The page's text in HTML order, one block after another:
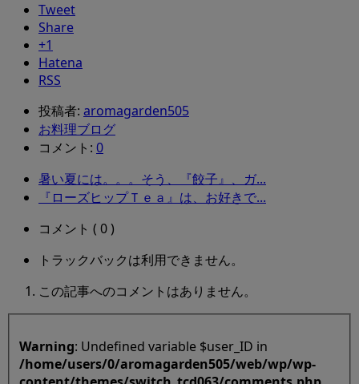
Tweet
Share
+1
Hatena
RSS
投稿者: aromagarden505
お料理ブログ
コメント: 0
暑い夏には。。。そう、『餃子』、ガ...
『ローズヒップＴｅａ』は、お好きで...
コメント ( 0 )
トラックバックは利用できません。
この記事へのコメントはありません。
Warning : Undefined variable $user_ID in
/home/users/0/aromagarden505/web/wp/wp-